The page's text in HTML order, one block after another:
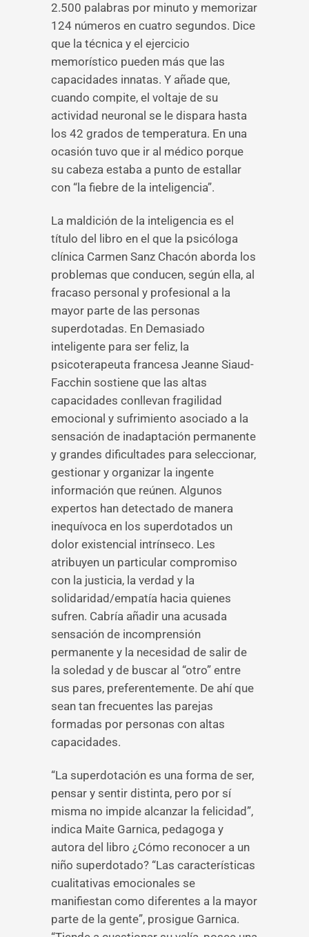
2.500 palabras por minuto y memorizar
124 números en cuatro segundos. Dice
que la técnica y el ejercicio
memorístico pueden más que las
capacidades innatas. Y añade que,
cuando compite, el voltaje de su
actividad neuronal se le dispara hasta
los 42 grados de temperatura. En una
ocasión tuvo que ir al médico porque
su cabeza estaba a punto de estallar
con “la fiebre de la inteligencia”.
La maldición de la inteligencia es el
título del libro en el que la psicóloga
clínica Carmen Sanz Chacón aborda los
problemas que conducen, según ella, al
fracaso personal y profesional a la
mayor parte de las personas
superdotadas. En Demasiado
inteligente para ser feliz, la
psicoterapeuta francesa Jeanne Siaud-
Facchin sostiene que las altas
capacidades conllevan fragilidad
emocional y sufrimiento asociado a la
sensación de inadaptación permanente
y grandes dificultades para seleccionar,
gestionar y organizar la ingente
información que reúnen. Algunos
expertos han detectado de manera
inequívoca en los superdotados un
dolor existencial intrínseco. Les
atribuyen un particular compromiso
con la justicia, la verdad y la
solidaridad/empatía hacia quienes
sufren. Cabría añadir una acusada
sensación de incomprensión
permanente y la necesidad de salir de
la soledad y de buscar al “otro” entre
sus pares, preferentemente. De ahí que
sean tan frecuentes las parejas
formadas por personas con altas
capacidades.
“La superdotación es una forma de ser,
pensar y sentir distinta, pero por sí
misma no impide alcanzar la felicidad”,
indica Maite Garnica, pedagoga y
autora del libro ¿Cómo reconocer a un
niño superdotado? “Las características
cualitativas emocionales se
manifiestan como diferentes a la mayor
parte de la gente”, prosigue Garnica.